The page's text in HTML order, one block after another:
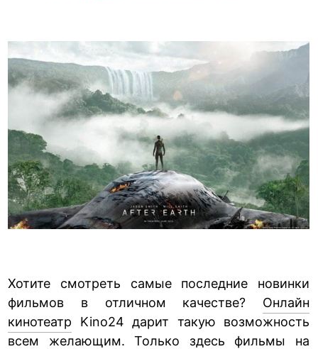
Хотите смотреть самые последние новинки
фильмов в отличном качестве? Онлайн
кинотеатр Kino24 дарит такую возможность
всем желающим. Только здесь фильмы на